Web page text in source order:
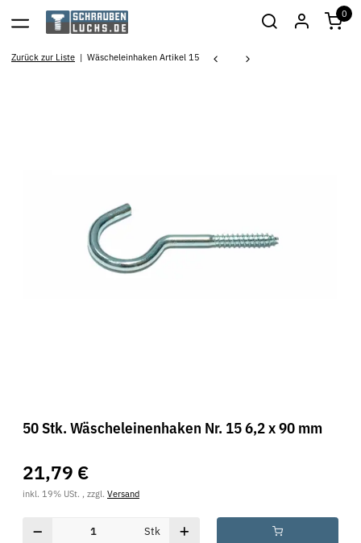
0
Zurück zur Liste Wäscheleinhaken Artikel 15
50 Stk. Wäscheleinenhaken Nr. 15 6,2 x 90 mm
21,79 €
inkl. 19% USt. , zzgl. Versand
Stk